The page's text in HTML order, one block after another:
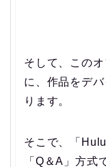
そして、この
に、作品をデ
ります。
そこで、「
「Q＆A」方式